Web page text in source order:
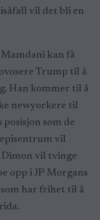
vil det bli en
kan få
Trump til å
Han kommer til å
newyorkere til
posisjon som de
vil
Dimon vil tvinge
opp i JP Morgans
har frihet til å